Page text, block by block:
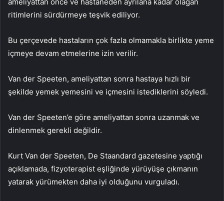
ritimlerini sürdürmeye teşvik ediliyor.
Bu çerçevede hastaların çok fazla olmamakla birlikte yeme
içmeye devam etmelerine izin verilir.
Van der Speeten, ameliyattan sonra hastaya hızlı bir
şekilde yemek yemesini ve içmesini istediklerini söyledi.
Van der Speeten’e göre ameliyattan sonra uzanmak ve
dinlenmek gerekli değildir.
Kurt Van der Speeten, De Staandard gazetesine yaptığı
açıklamada, fizyoterapist eşliğinde yürüyüşe çıkmanın
yatarak yürümekten daha iyi olduğunu vurguladı.